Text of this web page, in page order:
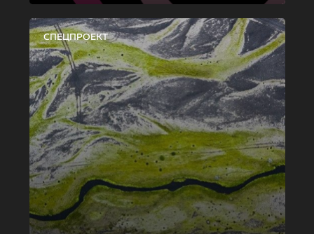
СПЕЦПРОЕКТ